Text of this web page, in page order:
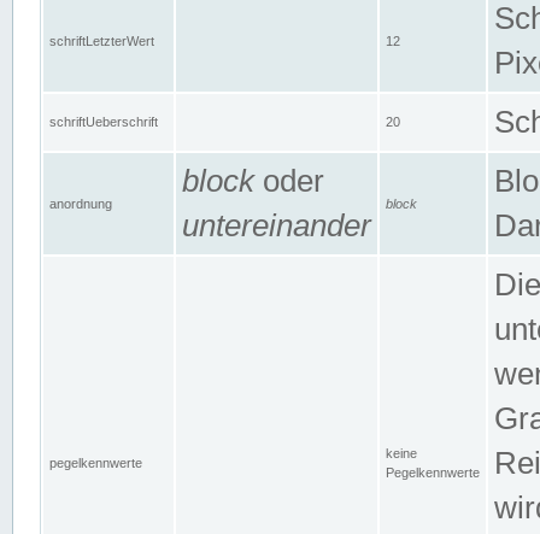
schriftLetzterWert 12
schriftUeberschrift 20
anordnung
blockoder
untereinander
block
pegelkennwerte
keine
Pegelkennwerte